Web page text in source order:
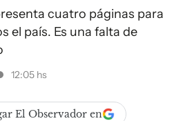
cuatro páginas para
el país. Es una falta de
12:05 hs
El Observador en